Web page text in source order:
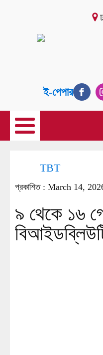
ই-পেপার
TBT
প্রকাশিত : March 14,
৯ থেকে ১৬